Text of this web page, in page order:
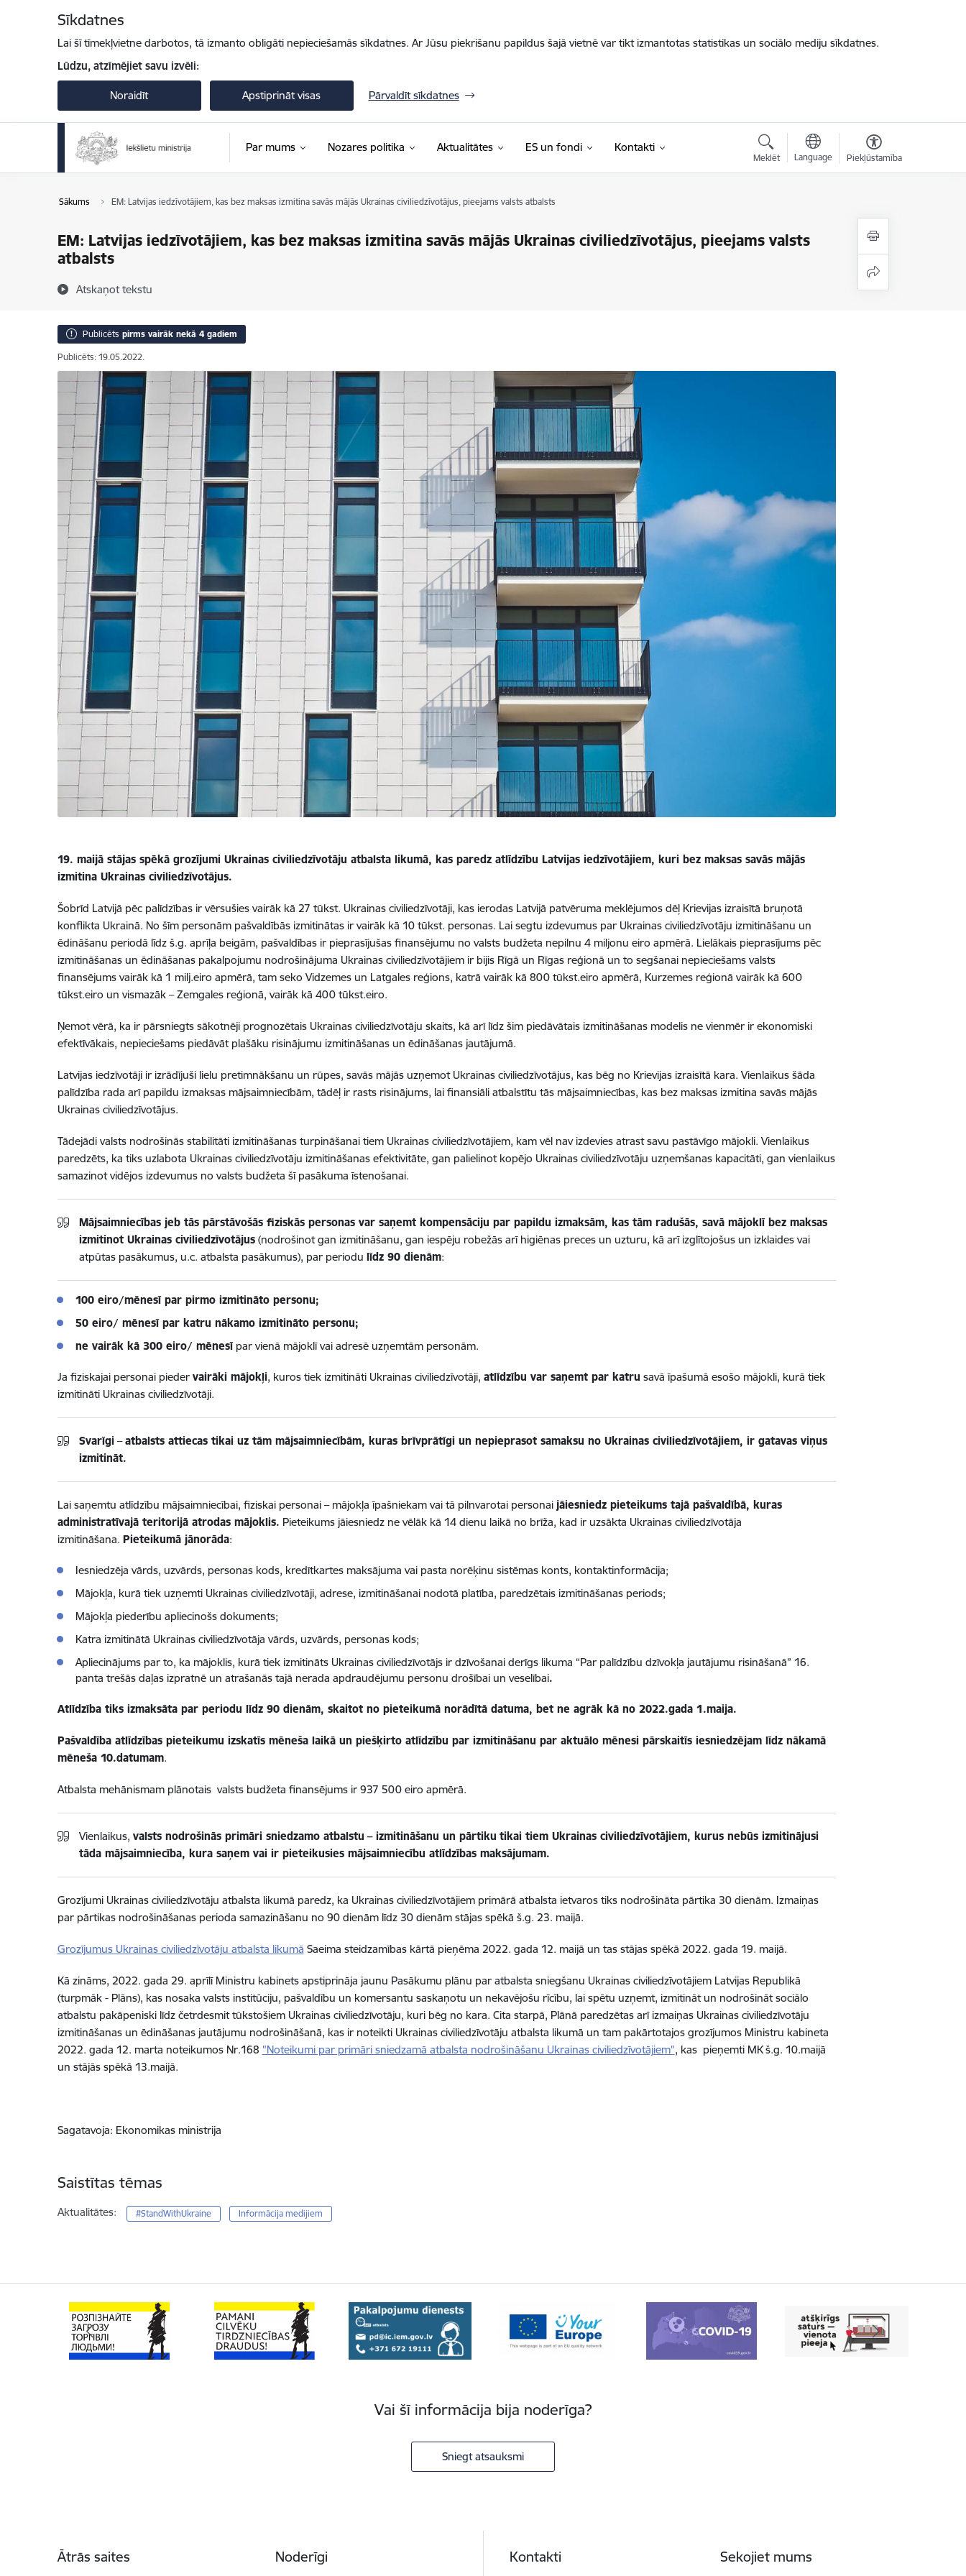
Sīkdatnes
Lai šī tīmekļvietne darbotos, tā izmanto obligāti nepieciešamās sīkdatnes. Ar Jūsu piekrišanu papildus šajā vietnē var tikt izmantotas statistikas un sociālo mediju sīkdatnes.
Lūdzu, atzīmējiet savu izvēli:
Noraidīt Apstiprināt visas Pārvaldīt sīkdatnes
Par mums Nozares politika Aktualitātes ES un fondi Kontakti
Meklēt Language Piekļūstamība
Sākums EM: Latvijas iedzīvotājiem, kas bez maksas izmitina savās mājās Ukrainas civiliedzīvotājus, pieejams valsts atbalsts
EM: Latvijas iedzīvotājiem, kas bez maksas izmitina savās mājās Ukrainas civiliedzīvotājus, pieejams valsts
atbalsts
Atskaņot tekstu
Publicēts pirms vairāk nekā 4 gadiem
Publicēts: 19.05.2022.
19. maijā stājas spēkā grozījumi Ukrainas civiliedzīvotāju atbalsta likumā, kas paredz atlīdzību Latvijas iedzīvotājiem, kuri bez maksas savās mājās
izmitina Ukrainas civiliedzīvotājus.
Šobrīd Latvijā pēc palīdzības ir vērsušies vairāk kā 27 tūkst. Ukrainas civiliedzīvotāji, kas ierodas Latvijā patvēruma meklējumos dēļ Krievijas izraisītā bruņotā
konflikta Ukrainā. No šīm personām pašvaldībās izmitinātas ir vairāk kā 10 tūkst. personas. Lai segtu izdevumus par Ukrainas civiliedzīvotāju izmitināšanu un
ēdināšanu periodā līdz š.g. aprīļa beigām, pašvaldības ir pieprasījušas finansējumu no valsts budžeta nepilnu 4 miljonu eiro apmērā. Lielākais pieprasījums pēc
izmitināšanas un ēdināšanas pakalpojumu nodrošinājuma Ukrainas civiliedzīvotājiem ir bijis Rīgā un Rīgas reģionā un to segšanai nepieciešams valsts
finansējums vairāk kā 1 milj.eiro apmērā, tam seko Vidzemes un Latgales reģions, katrā vairāk kā 800 tūkst.eiro apmērā, Kurzemes reģionā vairāk kā 600
tūkst.eiro un vismazāk – Zemgales reģionā, vairāk kā 400 tūkst.eiro.
Ņemot vērā, ka ir pārsniegts sākotnēji prognozētais Ukrainas civiliedzīvotāju skaits, kā arī līdz šim piedāvātais izmitināšanas modelis ne vienmēr ir ekonomiski
efektīvākais, nepieciešams piedāvāt plašāku risinājumu izmitināšanas un ēdināšanas jautājumā.
Latvijas iedzīvotāji ir izrādījuši lielu pretimnākšanu un rūpes, savās mājās uzņemot Ukrainas civiliedzīvotājus, kas bēg no Krievijas izraisītā kara. Vienlaikus šāda
palīdzība rada arī papildu izmaksas mājsaimniecībām, tādēļ ir rasts risinājums, lai finansiāli atbalstītu tās mājsaimniecības, kas bez maksas izmitina savās mājās
Ukrainas civiliedzīvotājus.
Tādejādi valsts nodrošinās stabilitāti izmitināšanas turpināšanai tiem Ukrainas civiliedzīvotājiem, kam vēl nav izdevies atrast savu pastāvīgo mājokli. Vienlaikus
paredzēts, ka tiks uzlabota Ukrainas civiliedzīvotāju izmitināšanas efektivitāte, gan palielinot kopējo Ukrainas civiliedzīvotāju uzņemšanas kapacitāti, gan vienlaikus
samazinot vidējos izdevumus no valsts budžeta šī pasākuma īstenošanai.
Mājsaimniecības jeb tās pārstāvošās fiziskās personas var saņemt kompensāciju par papildu izmaksām, kas tām radušās, savā mājoklī bez maksas
izmitinot Ukrainas civiliedzīvotājus(nodrošinot gan izmitināšanu, gan iespēju robežās arī higiēnas preces un uzturu, kā arī izglītojošus un izklaides vai
atpūtas pasākumus, u.c. atbalsta pasākumus), par periodu līdz 90 dienām:
100 eiro/mēnesī par pirmo izmitināto personu;
50 eiro/ mēnesī par katru nākamo izmitināto personu;
ne vairāk kā 300 eiro/ mēnesīpar vienā mājoklī vai adresē uzņemtām personām.
Ja fiziskajai personai pieder vairāki mājokļi, kuros tiek izmitināti Ukrainas civiliedzīvotāji, atlīdzību var saņemt par katru savā īpašumā esošo mājokli, kurā tiek
izmitināti Ukrainas civiliedzīvotāji.
Svarīgi–atbalsts attiecas tikai uz tām mājsaimniecībām, kuras brīvprātīgi un nepieprasot samaksu no Ukrainas civiliedzīvotājiem, ir gatavas viņus
izmitināt.
Lai saņemtu atlīdzību mājsaimniecībai, fiziskai personai – mājokļa īpašniekam vai tā pilnvarotai personai jāiesniedz pieteikums tajā pašvaldībā, kuras
administratīvajā teritorijā atrodas mājoklis. Pieteikums jāiesniedz ne vēlāk kā 14 dienu laikā no brīža, kad ir uzsākta Ukrainas civiliedzīvotāja
izmitināšana. Pieteikumā jānorāda:
Iesniedzēja vārds, uzvārds, personas kods, kredītkartes maksājuma vai pasta norēķinu sistēmas konts, kontaktinformācija;
Mājokļa, kurā tiek uzņemti Ukrainas civiliedzīvotāji, adrese, izmitināšanai nodotā platība, paredzētais izmitināšanas periods;
Mājokļa piederību apliecinošs dokuments;
Katra izmitinātā Ukrainas civiliedzīvotāja vārds, uzvārds, personas kods;
Apliecinājums par to, ka mājoklis, kurā tiek izmitināts Ukrainas civiliedzīvotājs ir dzīvošanai derīgs likuma “Par palīdzību dzīvokļa jautājumu risināšanā” 16.
panta trešās daļas izpratnē un atrašanās tajā nerada apdraudējumu personu drošībai un veselībai.
Atlīdzība tiks izmaksāta par periodu līdz 90 dienām, skaitot no pieteikumā norādītā datuma, bet ne agrāk kā no 2022.gada 1.maija.
Pašvaldība atlīdzības pieteikumu izskatīs mēneša laikā un piešķirto atlīdzību par izmitināšanu par aktuālo mēnesi pārskaitīs iesniedzējam līdz nākamā
mēneša 10.datumam.
Atbalsta mehānismam plānotais valsts budžeta finansējums ir 937 500 eiro apmērā.
Vienlaikus, valsts nodrošinās primāri sniedzamo atbalstu – izmitināšanu un pārtiku tikai tiem Ukrainas civiliedzīvotājiem, kurus nebūs izmitinājusi
tāda mājsaimniecība, kura saņem vai ir pieteikusies mājsaimniecību atlīdzības maksājumam.
Grozījumi Ukrainas civiliedzīvotāju atbalsta likumā paredz, ka Ukrainas civiliedzīvotājiem primārā atbalsta ietvaros tiks nodrošināta pārtika 30 dienām. Izmaiņas
par pārtikas nodrošināšanas perioda samazināšanu no 90 dienām līdz 30 dienām stājas spēkā š.g. 23. maijā.
Grozījumus Ukrainas civiliedzīvotāju atbalsta likumā Saeima steidzamības kārtā pieņēma 2022. gada 12. maijā un tas stājas spēkā 2022. gada 19. maijā.
Kā zināms, 2022. gada 29. aprīlī Ministru kabinets apstiprināja jaunu Pasākumu plānu par atbalsta sniegšanu Ukrainas civiliedzīvotājiem Latvijas Republikā
(turpmāk - Plāns), kas nosaka valsts institūciju, pašvaldību un komersantu saskaņotu un nekavējošu rīcību, lai spētu uzņemt, izmitināt un nodrošināt sociālo
atbalstu pakāpeniski līdz četrdesmit tūkstošiem Ukrainas civiliedzīvotāju, kuri bēg no kara. Cita starpā, Plānā paredzētas arī izmaiņas Ukrainas civiliedzīvotāju
izmitināšanas un ēdināšanas jautājumu nodrošināšanā, kas ir noteikti Ukrainas civiliedzīvotāju atbalsta likumā un tam pakārtotajos grozījumos Ministru kabineta
2022. gada 12. marta noteikumos Nr.168 "Noteikumi par primāri sniedzamā atbalsta nodrošināšanu Ukrainas civiliedzīvotājiem", kas pieņemti MK š.g. 10.maijā
un stājās spēkā 13.maijā.
Sagatavoja: Ekonomikas ministrija
Saistītas tēmas
Aktualitātes: #StandWithUkraine Informācija medijiem
Vai šī informācija bija noderīga?
Sniegt atsauksmi
Ātrās saites Noderīgi Kontakti Sekojiet mums